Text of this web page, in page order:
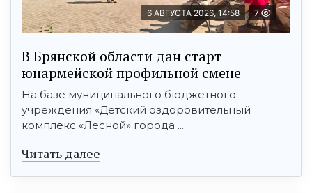
6 АВГУСТА 2026, 14:58 7
В Брянской области дан старт
юнармейской профильной смене
На базе муниципального бюджетного
учреждения «Детский оздоровительный
комплекс «Лесной» города ...
Читать далее